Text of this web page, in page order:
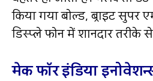
किया गया बोल्‍ड, ब्राइट सुपर
डिस्‍प्‍ले फोन में शानदार तरीके
मेक फॉर इंडिया